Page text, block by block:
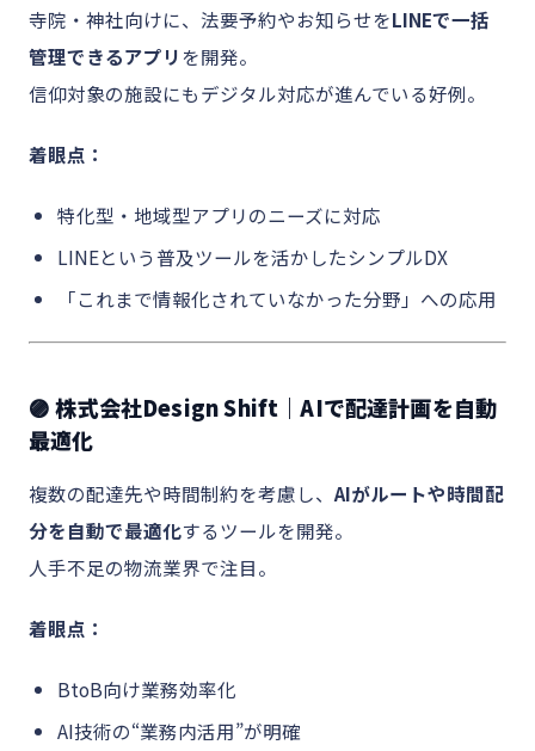
寺院・神社向けに、法要予約やお知らせをLINEで一括
管理できるアプリ を開発。
信仰対象の施設にもデジタル対応が進んでいる好例。
着眼点：
特化型・地域型アプリのニーズに対応
LINEという普及ツールを活かしたシンプルDX
「これまで情報化されていなかった分野」への応用
🟣 株式会社Design Shift｜AIで配達計画を自動
最適化
複数の配達先や時間制約を考慮し、 AIがルートや時間配
分を自動で最適化するツールを開発。
人手不足の物流業界で注目。
着眼点：
BtoB向け業務効率化
AI技術の“業務内活用”が明確